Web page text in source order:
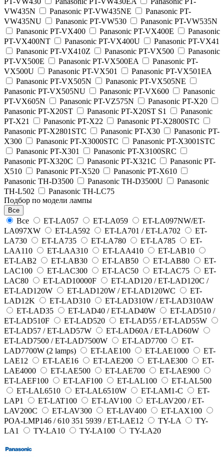
VW435N
Panasonic PT-VW435NE
Panasonic PT-
VW435NU
Panasonic PT-VW530
Panasonic PT-VW535N
Panasonic PT-VX400
Panasonic PT-VX400E
Panasonic
PT-VX400NT
Panasonic PT-VX400U
Panasonic PT-VX41
Panasonic PT-VX410Z
Panasonic PT-VX500
Panasonic
PT-VX500E
Panasonic PT-VX500EA
Panasonic PT-
VX500U
Panasonic PT-VX501
Panasonic PT-VX501EA
Panasonic PT-VX505N
Panasonic PT-VX505NE
Panasonic PT-VX505NU
Panasonic PT-VX600
Panasonic
PT-VX605N
Panasonic PT-VZ575N
Panasonic PT-X20
Panasonic PT-X20ST
Panasonic PT-X20ST S1
Panasonic
PT-X21
Panasonic PT-X22
Panasonic PT-X2800STC
Panasonic PT-X2801STC
Panasonic PT-X30
Panasonic PT-
X300
Panasonic PT-X3000STC
Panasonic PT-X3001STC
Panasonic PT-X301
Panasonic PT-X3100SRC
Panasonic PT-X320C
Panasonic PT-X321C
Panasonic PT-
X510
Panasonic PT-X520
Panasonic PT-X610
Panasonic TH-D3500
Panasonic TH-D3500U
Panasonic
TH-L502
Panasonic TH-LC75
Подбор по модели лампы
Все
Все ET-LA057 ET-LA059
ET-LA097NW/ET-
LA097XW
ET-LA592 ET-LA701 / ET-LA702
ET-
LA730
ET-LA735 ET-LA780 ET-LA785
ET-
LAA110
ET-LAA310 ET-LAA410
ET-LAB10
ET-LAB2
ET-LAB30 ET-LAB50 ET-LAB80
ET-
LAC100
ET-LAC300 ET-LAC50 ET-LAC75
ET-
LAC80
ET-LAD10000F
ET-LAD120 / ET-LAD120C /
ET-LAD120W
ET-LAD120W / ET-LAD120WC
ET-
LAD12K
ET-LAD310
ET-LAD310W / ET-LAD310AW
ET-LAD35
ET-LAD40 / ET-LAD40W
ET-LAD510 /
ET-LAD510F
ET-LAD520
ET-LAD55 / ET-LAD55W
ET-LAD57 / ET-LAD57W
ET-LAD60A / ET-LAD60W
ET-LAD7500 / ET-LAD7500W
ET-LAD7700
ET-
LAD7700W (2 lamps)
ET-LAE100 ET-LAE1000
ET-
LAE12
ET-LAE16 ET-LAE200 ET-LAE300
ET-
LAE4000
ET-LAE500 ET-LAE700
ET-LAE900
ET-LAEF100
ET-LAF100 ET-LAL100
ET-LAL500
ET-LAL6510
ET-LAL6510W ET-LAM1-C
ET-
LAP1
ET-LAT100 ET-LAV100
ET-LAV200 / ET-
LAV200C
ET-LAV300 ET-LAV400
ET-LAX100
POA-LMP146 / 610 351 5939 / ET-LAE12
TY-LA
TY-
LA1
TY-LA10 TY-LA100 TY-LA20